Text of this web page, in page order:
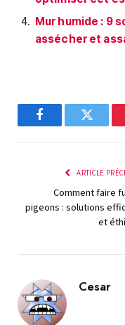
Mur humide : 9
assécher et
FacebookTwitter
ARTICLE
Comment faire
pigeons : solutions
et
Cesar